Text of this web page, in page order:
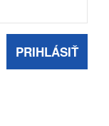
PRIHLÁSIŤ